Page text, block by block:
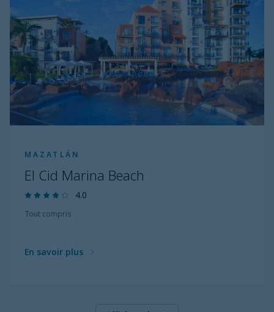
MAZATLÁN
El Cid Marina Beach
4.0
Tout compris
En savoir plus